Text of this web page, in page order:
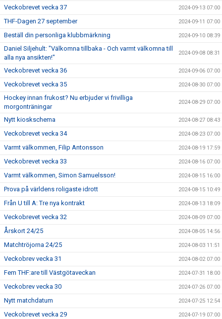
Veckobrevet vecka 37 2024-09-13 07:00
THF-Dagen 27 september 2024-09-11 07:00
Beställ din personliga klubbmärkning 2024-09-10 08:39
Daniel Siljehult: "Välkomna tillbaka - Och varmt välkomna till
alla nya ansikten!"
2024-09-08 08:31
Veckobrevet vecka 36 2024-09-06 07:00
Veckobrevet vecka 35 2024-08-30 07:00
Hockey innan frukost? Nu erbjuder vi frivilliga
morgonträningar
2024-08-29 07:00
Nytt kioskschema 2024-08-27 08:43
Veckobrevet vecka 34 2024-08-23 07:00
Varmt välkommen, Filip Antonsson 2024-08-19 17:59
Veckobrevet vecka 33 2024-08-16 07:00
Varmt välkommen, Simon Samuelsson! 2024-08-15 16:00
Prova på världens roligaste idrott 2024-08-15 10:49
Från U till A: Tre nya kontrakt 2024-08-13 18:09
Veckobrevet vecka 32 2024-08-09 07:00
Årskort 24/25 2024-08-05 14:56
Matchtröjorna 24/25 2024-08-03 11:51
Veckobrev vecka 31 2024-08-02 07:00
Fem THF:are till Västgötaveckan 2024-07-31 18:00
Veckobrev vecka 30 2024-07-26 07:00
Nytt matchdatum 2024-07-25 12:54
Veckobrevet vecka 29 2024-07-19 07:00